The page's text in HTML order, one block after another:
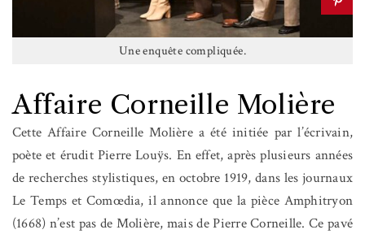
Une enquête compliquée.
Affaire Corneille Molière
Cette Affaire Corneille Molière a été initiée par l’écrivain,
poète et érudit Pierre Louÿs. En effet, après plusieurs années
de recherches stylistiques, en octobre 1919, dans les journaux
Le Temps et Comœdia, il annonce que la pièce Amphitryon
(1668) n’est pas de Molière, mais de Pierre Corneille. Ce pavé